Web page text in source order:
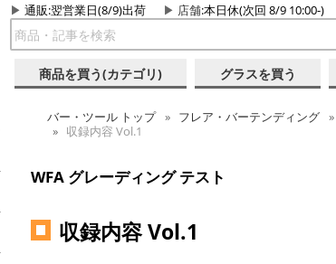
通販:翌営業日(8/9)出荷 店舗:本日休(次回 8/9 10:00-)
商品を買う(カテゴリ) グラスを買う
バー・ツール トップ フレア・バーテンディング
収録内容 Vol.1
WFA グレーディング テスト
収録内容 Vol.1